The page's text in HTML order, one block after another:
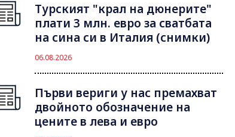
Турският "крал на дюнерите"
плати 3 млн. евро за сватбата
на сина си в Италия (снимки)
06.08.2026
Първи вериги у нас премахват
двойното обозначение на
цените в лева и евро